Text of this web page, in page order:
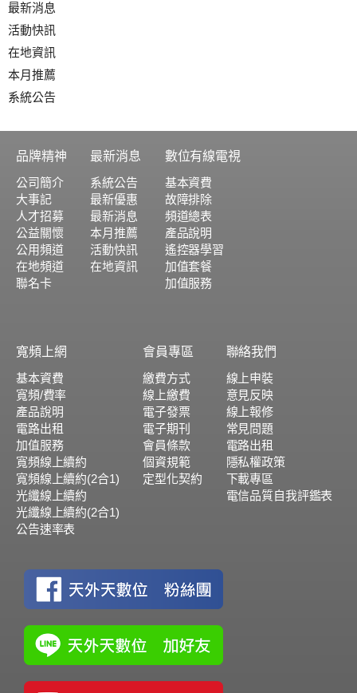
最新消息
活動快訊
在地資訊
本月推薦
系統公告
品牌精神
公司簡介
大事記
人才招募
公益關懷
公用頻道
在地頻道
聯名卡
最新消息
系統公告
最新優惠
最新消息
本月推薦
活動快訊
在地資訊
數位有線電視
基本資費
故障排除
頻道總表
產品說明
遙控器學習
加值套餐
加值服務
寬頻上網
基本資費
寬頻/費率
產品說明
電路出租
加值服務
寬頻線上續約
寬頻線上續約(2合1)
光纖線上續約
光纖線上續約(2合1)
公告速率表
會員專區
繳費方式
線上繳費
電子發票
電子期刊
會員條款
個資規範
定型化契約
聯絡我們
線上申裝
意見反映
線上報修
常見問題
電路出租
隱私權政策
下載專區
電信品質自我評鑑表